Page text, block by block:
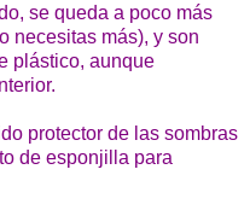
se queda a poco más
necesitas más), y son
plástico, aunque
protector de las sombras
de esponjilla para